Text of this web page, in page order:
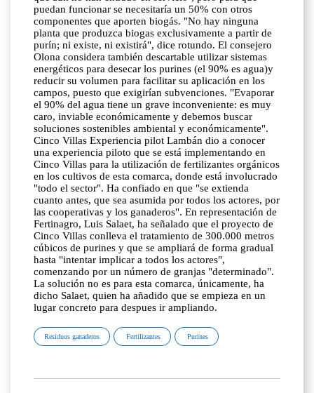
puedan funcionar se necesitaría un 50% con otros
componentes que aporten biogás. "No hay ninguna
planta que produzca biogas exclusivamente a partir de
purín; ni existe, ni existirá", dice rotundo. El consejero
Olona considera también descartable utilizar sistemas
energéticos para desecar los purines (el 90% es agua)y
reducir su volumen para facilitar su aplicación en los
campos, puesto que exigirían subvenciones. "Evaporar
el 90% del agua tiene un grave inconveniente: es muy
caro, inviable económicamente y debemos buscar
soluciones sostenibles ambiental y económicamente".
Cinco Villas Experiencia pilot Lambán dio a conocer
una experiencia piloto que se está implementando en
Cinco Villas para la utilización de fertilizantes orgánicos
en los cultivos de esta comarca, donde está involucrado
"todo el sector". Ha confiado en que "se extienda
cuanto antes, que sea asumida por todos los actores, por
las cooperativas y los ganaderos". En representación de
Fertinagro, Luis Salaet, ha señalado que el proyecto de
Cinco Villas conlleva el tratamiento de 300.000 metros
cúbicos de purines y que se ampliará de forma gradual
hasta "intentar implicar a todos los actores",
comenzando por un número de granjas "determinado".
La solución no es para esta comarca, únicamente, ha
dicho Salaet, quien ha añadido que se empieza en un
lugar concreto para despues ir ampliando.
Residuos ganaderos Fertilizantes Purines